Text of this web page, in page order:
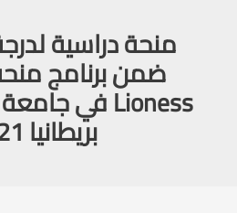
منحة دراسية
بريطانيا 2021